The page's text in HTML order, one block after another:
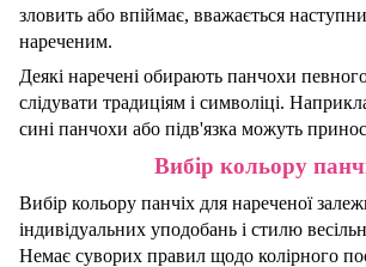
зловить або впіймає, вважається
нареченим.
Деякі наречені обирають панчохи
слідувати традиціям і символіці.
сині панчохи або підв'язка можуть
Вибір кольору
Вибір кольору панчіх для нареченої
індивідуальних уподобань і стилю
Немає суворих правил щодо колірного